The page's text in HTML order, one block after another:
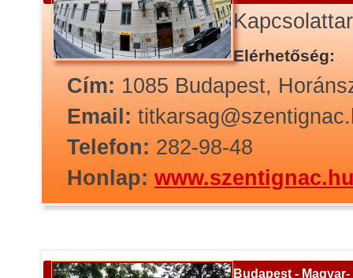
Elérhetőség:
Cím: 1085 Budapest,
Email:
Telefon: 282-98-48
Honlap:
Budapest - Magyar-